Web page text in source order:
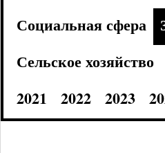
Социальная сфера
Сельское хозяйство
2021
2022 2023